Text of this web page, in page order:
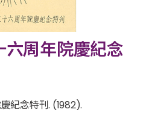
周年院慶紀念
紀念特刊. (1982).